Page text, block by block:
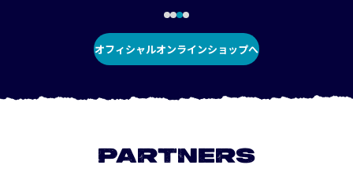
オフィシャルオンラインショップへ
PARTNERS